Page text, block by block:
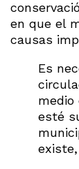
en que el
causas
Es
medio
esté